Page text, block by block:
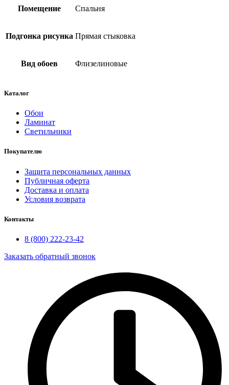
Помещение Спальня
Подгонка рисунка Прямая стыковка
Вид обоев Флизелиновые
Каталог
Обои
Ламинат
Светильники
Покупателю
Защита персональных данных
Публичная оферта
Доставка и оплата
Условия возврата
Контакты
8 (800) 222-23-42
Заказать обратный звонок